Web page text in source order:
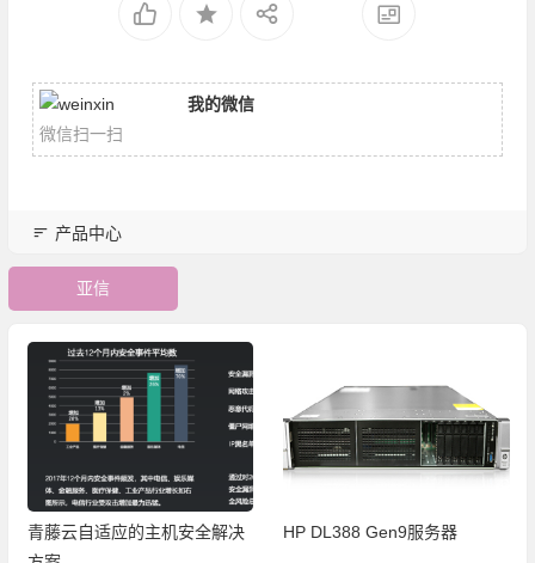
我的微信
微信扫一扫
产品中心
亚信
青藤云自适应的主机安全解决
HP DL388 Gen9服务器